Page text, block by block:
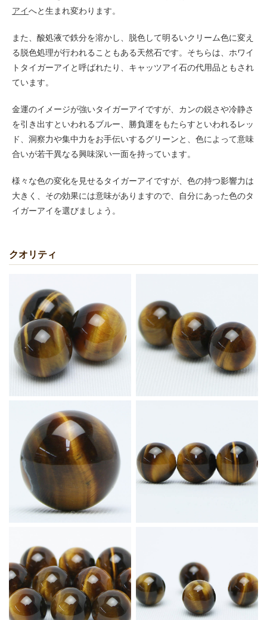
アイへと生まれ変わります。
また、酸処液で鉄分を溶かし、脱色して明るいクリーム色に変え
る脱色処理が行われることもある天然石です。そちらは、ホワイ
トタイガーアイと呼ばれたり、キャッツアイ石の代用品ともされ
ています。
金運のイメージが強いタイガーアイですが、カンの鋭さや冷静さ
を引き出すといわれるブルー、勝負運をもたらすといわれるレッ
ド、洞察力や集中力をお手伝いするグリーンと、色によって意味
合いが若干異なる興味深い一面を持っています。
様々な色の変化を見せるタイガーアイですが、色の持つ影響力は
大きく、その効果には意味がありますので、自分にあった色のタ
イガーアイを選びましょう。
クオリティ